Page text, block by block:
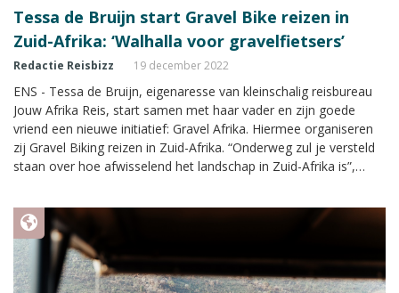
Tessa de Bruijn start Gravel Bike reizen in
Zuid-Afrika: ‘Walhalla voor gravelfietsers’
Redactie Reisbizz 19 december 2022
ENS - Tessa de Bruijn, eigenaresse van kleinschalig reisbureau
Jouw Afrika Reis, start samen met haar vader en zijn goede
vriend een nieuwe initiatief: Gravel Afrika. Hiermee organiseren
zij Gravel Biking reizen in Zuid-Afrika. “Onderweg zul je versteld
staan over hoe afwisselend het landschap in Zuid-Afrika is”,